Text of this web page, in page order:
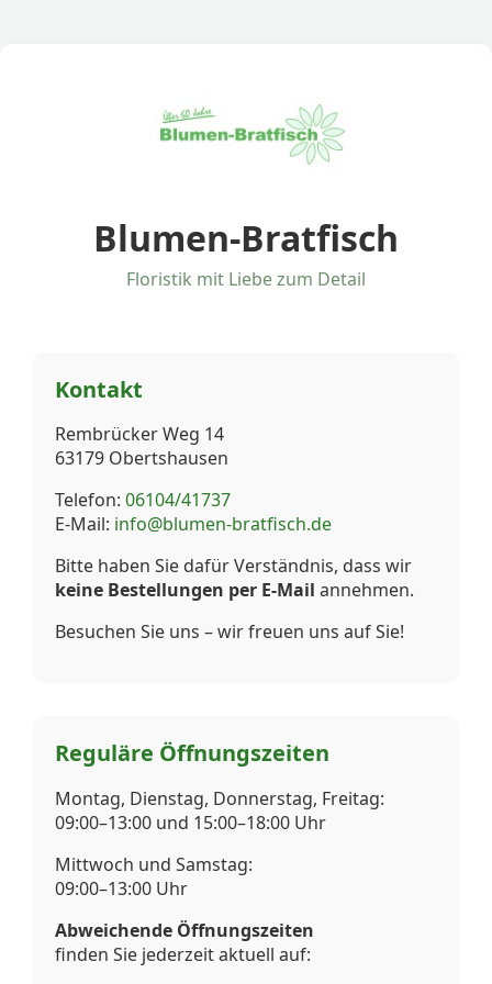
Blumen-Bratfisch
Floristik mit Liebe zum Detail
Kontakt
Rembrücker Weg 14
63179 Obertshausen
Telefon: 06104/41737
E-Mail: info@blumen-bratfisch.de
Bitte haben Sie dafür Verständnis, dass wir
keine Bestellungen per E-Mail annehmen.
Besuchen Sie uns – wir freuen uns auf Sie!
Reguläre Öffnungszeiten
Montag, Dienstag, Donnerstag, Freitag:
09:00–13:00 und 15:00–18:00 Uhr
Mittwoch und Samstag:
09:00–13:00 Uhr
Abweichende Öffnungszeiten
finden Sie jederzeit aktuell auf: